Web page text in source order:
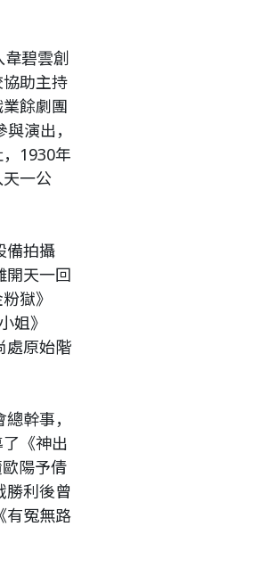
碧雲創
助主持
餘劇團
演出，
1930年
一公
備拍攝
開天一回
獄》
姐》
處原始階
幹事，
《神出
陽予倩
勝利後曾
有冤無路